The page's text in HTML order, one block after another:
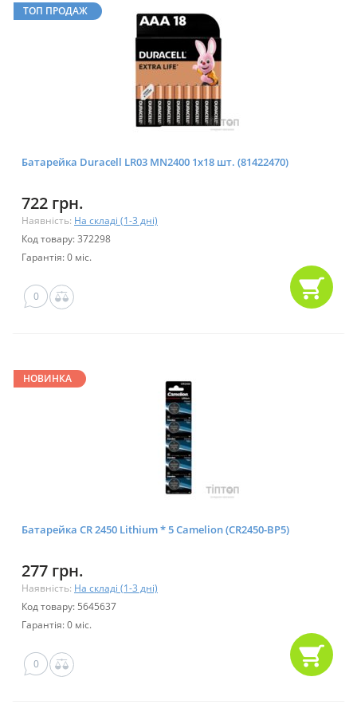
ТОП ПРОДАЖ
Батарейка Duracell LR03 MN2400 1x18 шт. (81422470)
722 грн.
Наявність: На складі (1-3 дні)
Код товару: 372298
Гарантія: 0 міс.
0
НОВИНКА
Батарейка CR 2450 Lithium * 5 Camelion (CR2450-BP5)
277 грн.
Наявність: На складі (1-3 дні)
Код товару: 5645637
Гарантія: 0 міс.
0